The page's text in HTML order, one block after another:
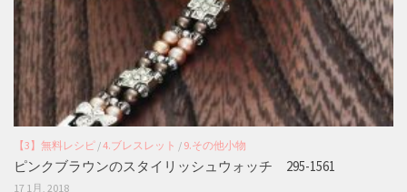
【3】無料レシピ /4.ブレスレット / 9.その他小物
ピンクブラウンのスタイリッシュウォッチ 295-1561
17 1月, 2018